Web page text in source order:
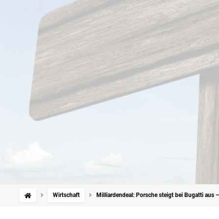
Wirtschaft Milliardendeal: Porsche steigt bei Bugatti aus